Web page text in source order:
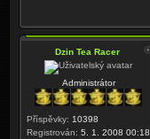
Dzin Tea Racer
Administrátor
Příspěvky: 10398
Registrován: 5. 1. 2008 00:18